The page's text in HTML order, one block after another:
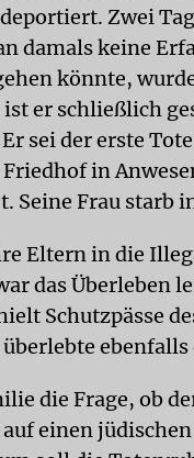
Zwei
damals keine
könnte,
er schließlich
sei der erste Tote
in
Seine Frau starb
Eltern in die
das Überleben
Schutzpässe
ebenfalls
die Frage, ob
einen